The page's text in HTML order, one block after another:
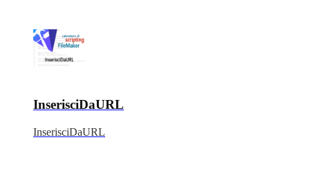
InserisciDaURL
InserisciDaURL